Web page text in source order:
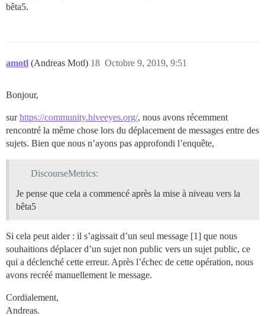
bêta5.
amotl (Andreas Motl) Octobre 9, 2019, 9:51
18
Bonjour,
surhttps://community.hiveeyes.org/, nous avons récemment
rencontré la même chose lors du déplacement de messages entre des
sujets. Bien que nous n’ayons pas approfondi l’enquête,
DiscourseMetrics:
Je pense que cela a commencé après la mise à niveau vers la
bêta5
Si cela peut aider : il s’agissait d’un seul message [1] que nous
souhaitions déplacer d’un sujet non public vers un sujet public, ce
qui a déclenché cette erreur. Après l’échec de cette opération, nous
avons recréé manuellement le message.
Cordialement,
Andreas.